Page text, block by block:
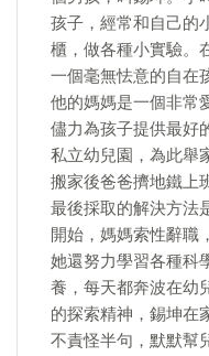
孩子，經常和自己的
櫃，做各種小實驗。
一個毫無怯意的自在
他的媽媽是一個非常
儘力為孩子提供最好
私立幼兒園，為此舉
搬家後爸爸擠地鐵上
最後採取的解決方法
開始，媽媽索性辭職
她還努力學習各種科
養，每天都奔波在幼
的探索精神，錫坤在
不責怪半句，默默幫